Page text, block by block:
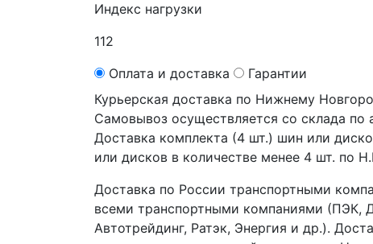
Индекс нагрузки
112
Оплата и доставка
Гарантии
Курьерская доставка по Нижнему
Самовывоз осуществляется со склада по
Доставка комплекта (4 шт.) шин или
или дисков в количестве менее 4 шт. по
Доставка по России транспортными
всеми транспортными компаниями (ПЭК,
Автотрейдинг, Ратэк, Энергия и др.).